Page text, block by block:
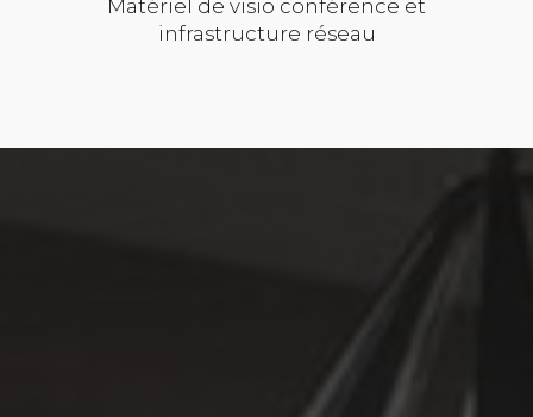
Matériel de visio conférence et
infrastructure réseau